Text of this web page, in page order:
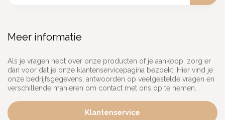
Meer informatie
Als je vragen hebt over onze producten of je aankoop, zorg er
dan voor dat je onze klantenservicepagina bezoekt. Hier vind je
onze bedrijfsgegevens, antwoorden op veelgestelde vragen en
verschillende manieren om contact met ons op te nemen.
Klantenservice